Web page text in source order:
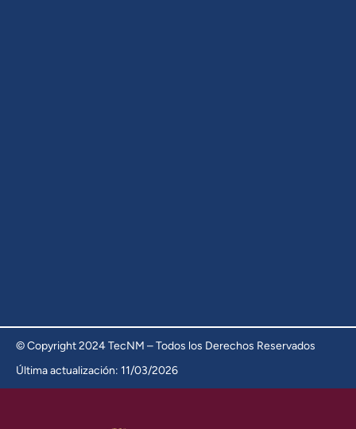
© Copyright 2024 TecNM – Todos los Derechos Reservados
Última actualización: 11/03/2026